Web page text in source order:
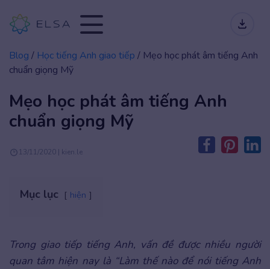
Blog / Học tiếng Anh giao tiếp / Mẹo học phát âm tiếng Anh
chuẩn giọng Mỹ
Mẹo học phát âm tiếng Anh
chuẩn giọng Mỹ
13/11/2020 | kien.le
Mục lục hiện
Trong giao tiếp tiếng Anh, vấn đề được nhiều người
quan tâm hiện nay là “Làm thế nào để nói tiếng Anh